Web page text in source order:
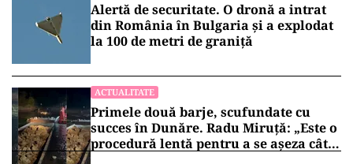
Alertă de securitate. O dronă a intrat
din România în Bulgaria şi a explodat
la 100 de metri de graniţă
ACTUALITATE
Primele două barje, scufundate cu
succes în Dunăre. Radu Miruță: „Este o
procedură lentă pentru a se așeza cât